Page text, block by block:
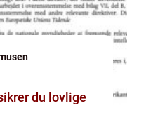
du lovlige